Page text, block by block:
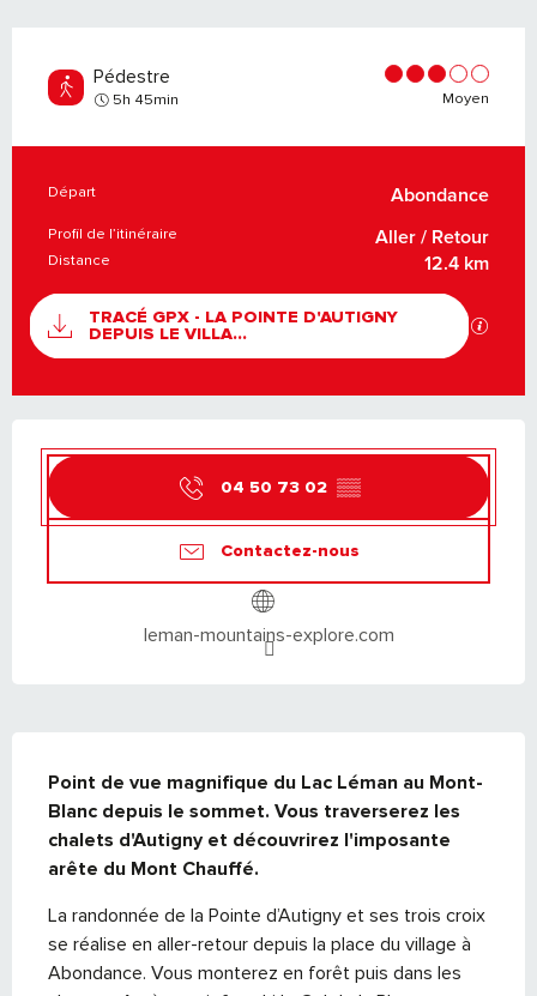
Pédestre
5h 45min Moyen
INFORMATIONS PRATIQUES
Départ Abondance
Profil de l’itinéraire Aller / Retour
Distance 12.4 km
DOCUMENTATION
TRACÉ GPX - LA POINTE D'AUTIGNY
DEPUIS LE VILLA...
04 50 73 02 ▒▒
Contactez-nous
leman-mountains-explore.com
Point de vue magnifique du Lac Léman au Mont-
Blanc depuis le sommet. Vous traverserez les
chalets d'Autigny et découvrirez l'imposante
arête du Mont Chauffé.
La randonnée de la Pointe d’Autigny et ses trois croix
se réalise en aller-retour depuis la place du village à
Abondance. Vous monterez en forêt puis dans les